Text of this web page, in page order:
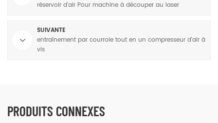
réservoir d'air Pour machine à découper au laser
SUIVANTE
entraînement par courroie tout en un compresseur d'air à
vis
PRODUITS CONNEXES